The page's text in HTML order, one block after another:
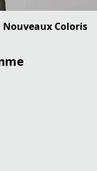
Nouveaux Coloris